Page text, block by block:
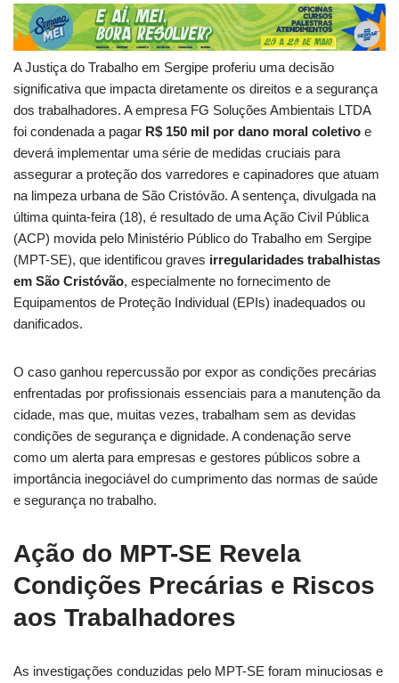
A Justiça do Trabalho em Sergipe proferiu uma decisão
significativa que impacta diretamente os direitos e a segurança
dos trabalhadores. A empresa FG Soluções Ambientais LTDA
foi condenada a pagar R$ 150 mil por dano moral coletivo e
deverá implementar uma série de medidas cruciais para
assegurar a proteção dos varredores e capinadores que atuam
na limpeza urbana de São Cristóvão. A sentença, divulgada na
última quinta-feira (18), é resultado de uma Ação Civil Pública
(ACP) movida pelo Ministério Público do Trabalho em Sergipe
(MPT-SE), que identificou graves irregularidades trabalhistas
em São Cristóvão, especialmente no fornecimento de
Equipamentos de Proteção Individual (EPIs) inadequados ou
danificados.
O caso ganhou repercussão por expor as condições precárias
enfrentadas por profissionais essenciais para a manutenção da
cidade, mas que, muitas vezes, trabalham sem as devidas
condições de segurança e dignidade. A condenação serve
como um alerta para empresas e gestores públicos sobre a
importância inegociável do cumprimento das normas de saúde
e segurança no trabalho.
Ação do MPT-SE Revela
Condições Precárias e Riscos
aos Trabalhadores
As investigações conduzidas pelo MPT-SE foram minuciosas e